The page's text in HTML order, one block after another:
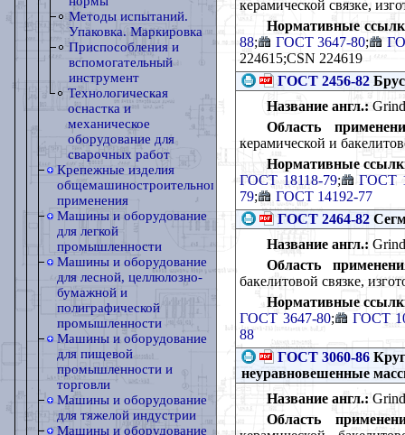
Методы испытаний.
Упаковка. Маркировка
Приспособления и
вспомогательный
инструмент
Технологическая
оснастка и
механическое
оборудование для
сварочных работ
Крепежные изделия
общемашиностроительного
применения
Машины и оборудование
для легкой
промышленности
Машины и оборудование
для лесной, целлюлозно-
бумажной и
полиграфической
промышленности
Машины и оборудование
для пищевой
промышленности и
торговли
Машины и оборудование
для тяжелой индустрии
Машины и оборудование
керамической связке,
Нормативные
88; ГОСТ 3647-80;
224615;СSN 224619
ГОСТ 2456-82
Название англ.:
Область
керамической и
Нормативные
ГОСТ 18118-79;
ГОСТ
79;
ГОСТ 14192-77
ГОСТ 2464-82
Название англ.:
Область
бакелитовой связке,
Нормативные
ГОСТ 3647-80;
ГОСТ
88
ГОСТ 3060-86
неуравновешенные
Название англ.:
Область